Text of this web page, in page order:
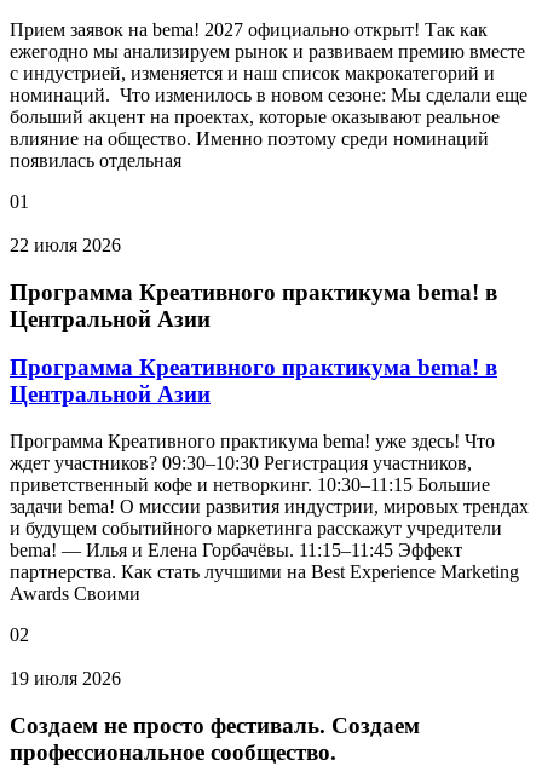
Прием заявок на bema! 2027 официально открыт! Так как
ежегодно мы анализируем рынок и развиваем премию вместе
с индустрией, изменяется и наш список макрокатегорий и
номинаций. Что изменилось в новом сезоне: Мы сделали еще
больший акцент на проектах, которые оказывают реальное
влияние на общество. Именно поэтому среди номинаций
появилась отдельная
01
22 июля 2026
Программа Креативного практикума bema! в
Центральной Азии
Программа Креативного практикума bema! в
Центральной Азии
Программа Креативного практикума bema! уже здесь! Что
ждет участников? 09:30–10:30 Регистрация участников,
приветственный кофе и нетворкинг. 10:30–11:15 Большие
задачи bema! О миссии развития индустрии, мировых трендах
и будущем событийного маркетинга расскажут учредители
bema! — Илья и Елена Горбачёвы. 11:15–11:45 Эффект
партнерства. Как стать лучшими на Best Experience Marketing
Awards Своими
02
19 июля 2026
Создаем не просто фестиваль. Создаем
профессиональное сообщество.